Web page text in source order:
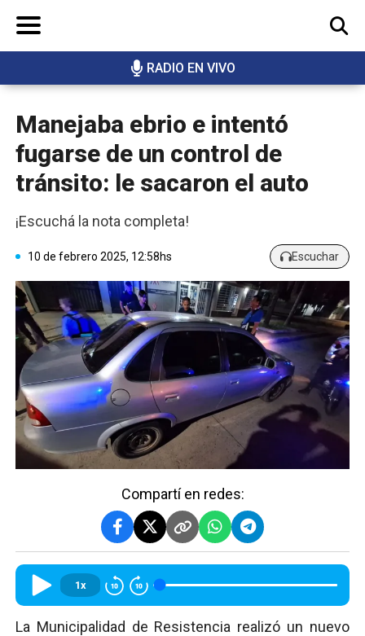
RADIO EN VIVO
BUSCAR
Manejaba ebrio e intentó
fugarse de un control de
tránsito: le sacaron el auto
¡Escuchá la nota completa!
10 de febrero 2025, 12:58hs Escuchar
Compartí en redes:
1x
La Municipalidad de Resistencia realizó un nuevo